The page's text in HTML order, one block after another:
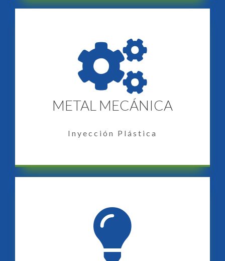
METAL MECÁNICA
Inyección Plástica